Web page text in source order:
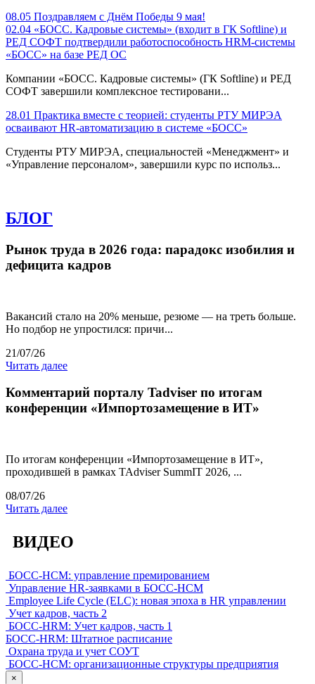
08.05 Поздравляем с Днём Победы 9 мая!
02.04 «БОСС. Кадровые системы» (входит в ГК Softline) и
РЕД СОФТ подтвердили работоспособность HRM-системы
«БОСС» на базе РЕД ОС
Компании «БОСС. Кадровые системы» (ГК Softline) и РЕД
СОФТ завершили комплексное тестировани...
28.01 Практика вместе с теорией: студенты РТУ МИРЭА
осваивают HR-автоматизацию в системе «БОСС»
Студенты РТУ МИРЭА, специальностей «Менеджмент» и
«Управление персоналом», завершили курс по использ...
БЛОГ
Рынок труда в 2026 года: парадокс изобилия и
дефицита кадров
Вакансий стало на 20% меньше, резюме — на треть больше.
Но подбор не упростился: причи...
21/07/26
Читать далее
Комментарий порталу Tadviser по итогам
конференции «Импортозамещение в ИТ»
По итогам конференции «Импортозамещение в ИТ»,
проходившей в рамках TAdviser SummIT 2026, ...
08/07/26
Читать далее
ВИДЕО
БОСС-HCM: управление премированием
Управление HR-заявками в БОСС-HCM
Employee Life Cycle (ELC): новая эпоха в HR управлении
Учет кадров, часть 2
БОСС-HRM: Учет кадров, часть 1
БОСС-HRM: Штатное расписание
Охрана труда и учет СОУТ
БОСС-HCM: организационные структуры предприятия
×